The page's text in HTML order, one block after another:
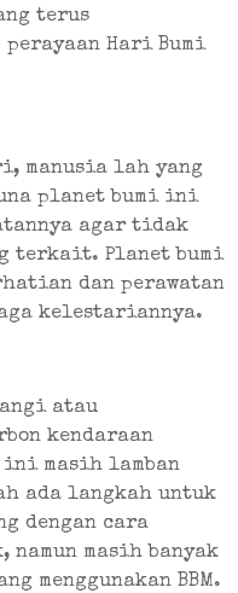
terus
Hari Bumi
manusia lah yang
planet bumi ini
agar tidak
terkait. Planet bumi
dan perawatan
kelestariannya.
atau
kendaraan
masih lamban
ada langkah untuk
dengan cara
masih banyak
menggunakan BBM.